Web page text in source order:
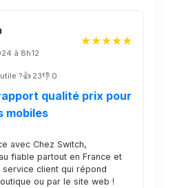
à 8h12
★★★★★
?👍 23👎 0
qualité prix pour
mobiles
avec Chez Switch,
fiable partout en France et
service client qui répond
ou par le site web !